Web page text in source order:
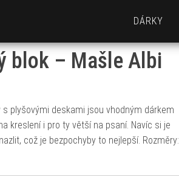
DÁRKY
blok – Mašle Albi
byla: 149 Kč.
cena je: 134 Kč.
s plyšovými deskami jsou vhodným dárkem
kreslení i pro ty větší na psaní. Navíc si je
což je bezpochyby to nejlepší. Rozměry: